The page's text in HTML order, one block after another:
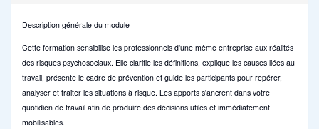
Description générale du module
Cette formation sensibilise les professionnels d'une même entreprise aux réalités
des risques psychosociaux. Elle clarifie les définitions, explique les causes liées au
travail, présente le cadre de prévention et guide les participants pour repérer,
analyser et traiter les situations à risque. Les apports s'ancrent dans votre
quotidien de travail afin de produire des décisions utiles et immédiatement
mobilisables.